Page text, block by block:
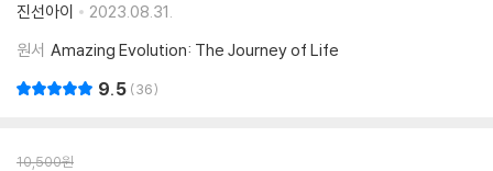
진선아이
2023.08.31.
원서 Amazing Evolution: The Journey of Life
9.5 36
10,500원